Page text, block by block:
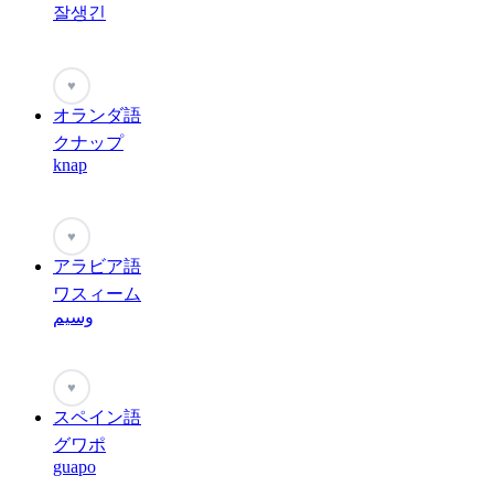
잘생긴
♥
オランダ語
クナップ
knap
♥
アラビア語
ワスィーム
وسيم
♥
スペイン語
グワポ
guapo